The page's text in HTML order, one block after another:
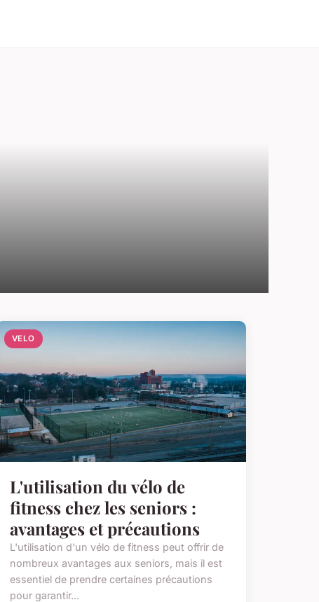
VELO
L'utilisation du vélo de
fitness chez les seniors :
avantages et précautions
L'utilisation d'un vélo de fitness peut offrir de
nombreux avantages aux seniors, mais il est
essentiel de prendre certaines précautions
pour garantir...